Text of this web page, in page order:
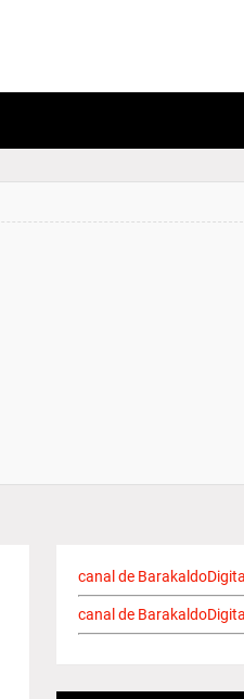
canal de
canal de